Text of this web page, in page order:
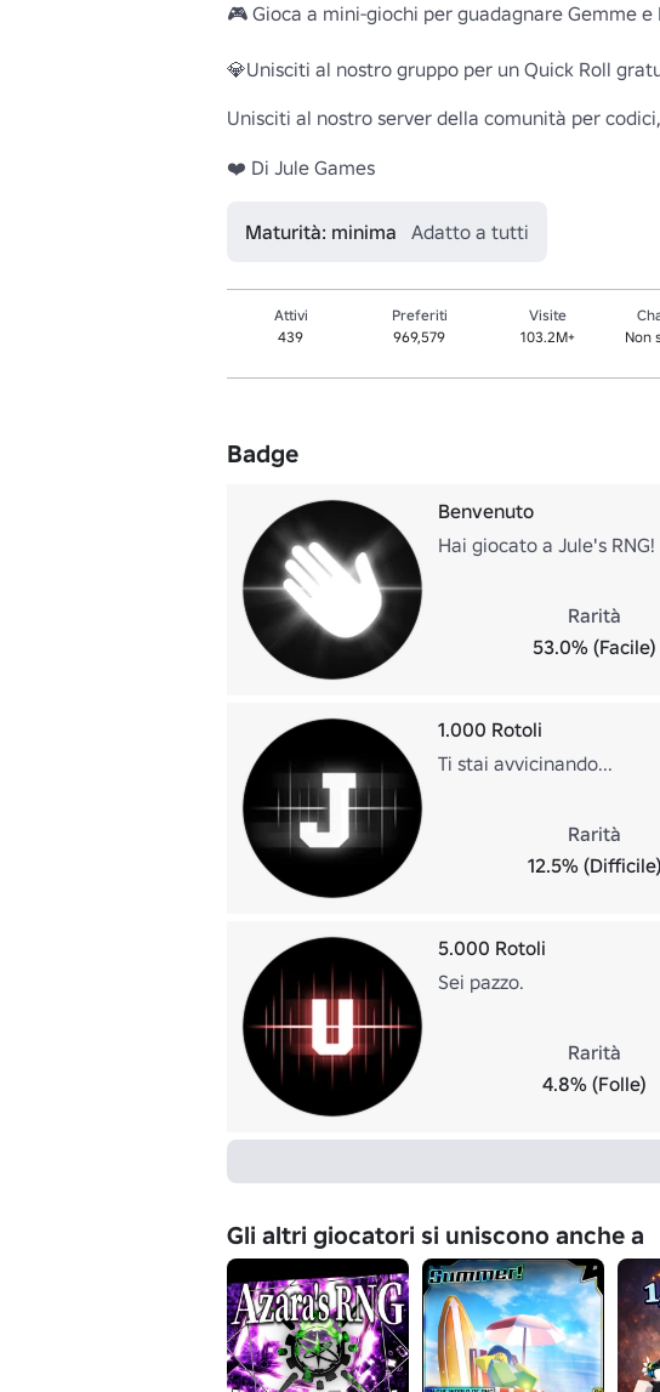
🎮 Gioca a mini-giochi per guadagnare Gemme e
💎Unisciti al nostro gruppo per un Quick Roll
Unisciti al nostro server della comunità per
❤️ Di Jule Games
Maturità: minima Adatto a tutti
Attivi
439
Preferiti
969,579
Visite
103.2M+
Non
Badge
Benvenuto
Hai giocato a Jule's RNG!
Rarità
53.0% (Facile)
1.000 Rotoli
Ti stai avvicinando...
Rarità
12.5% (Difficile)
5.000 Rotoli
Sei pazzo.
Rarità
4.8% (Folle)
Gli altri giocatori si uniscono anche a